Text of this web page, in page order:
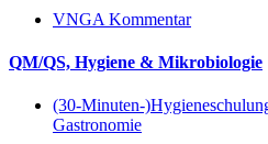
VNGA Kommentar
QM/QS, Hygiene & Mikrobiologie
(30-Minuten-
Gastronomie